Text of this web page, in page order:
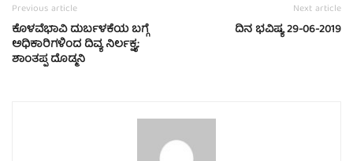
Previous article
ಕೊಳವೆಭಾವಿ ದುರ್ಬಳಕೆಯ ಬಗ್ಗೆ
ಅಧಿಕಾರಿಗಳಿಂದ ದಿವ್ಯ ನಿರ್ಲಕ್ಷ್ಯ:
ಶಾಂತಪ್ಪ ದೊಡ್ಮನಿ
Next article
ದಿನ ಭವಿಷ್ಯ 29-06-2019